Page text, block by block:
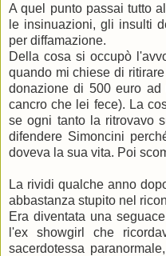
A quel punto passai tutto
le insinuazioni, gli insulti
per diffamazione.
Della cosa si occupò
quando mi chiese di
donazione di 500 euro ad
cancro che lei fece). La
se ogni tanto la ritrovavo
difendere Simoncini
doveva la sua vita. Poi
La rividi qualche anno
abbastanza stupito nel
Era diventata una
l'ex showgirl che
sacerdotessa